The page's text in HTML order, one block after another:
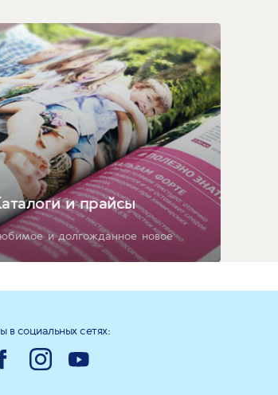
и прайсы
и долгожданное новое
в социальных сетях: